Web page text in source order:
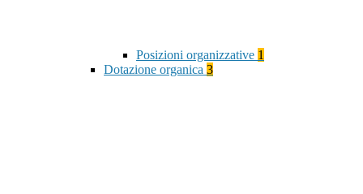
Posizioni organizzative 1
Dotazione organica 3